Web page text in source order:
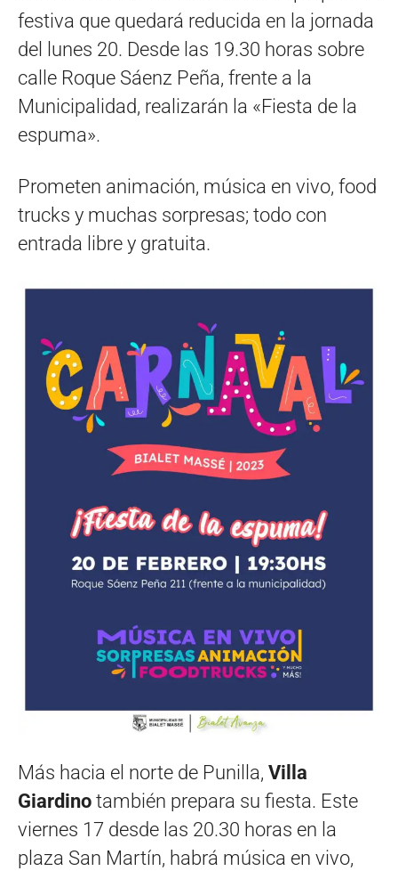
festiva que quedará reducida en la jornada
del lunes 20. Desde las 19.30 horas sobre
calle Roque Sáenz Peña, frente a la
Municipalidad, realizarán la «Fiesta de la
espuma».
Prometen animación, música en vivo, food
trucks y muchas sorpresas; todo con
entrada libre y gratuita.
Más hacia el norte de Punilla, Villa
Giardino también prepara su fiesta. Este
viernes 17 desde las 20.30 horas en la
plaza San Martín, habrá música en vivo,